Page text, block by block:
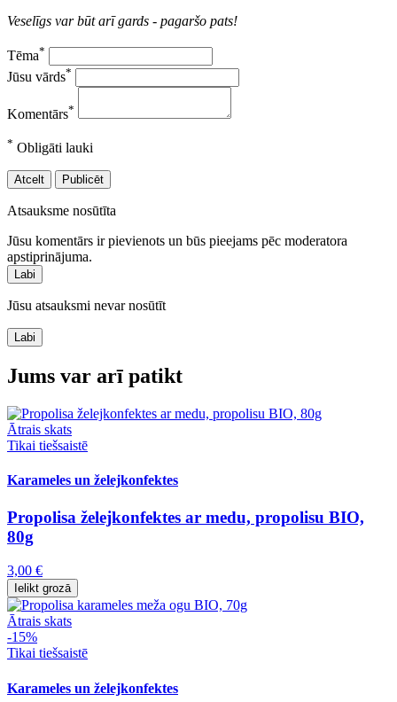
Veselīgs var būt arī gards - pagaršo pats!
Tēma*
Jūsu vārds*
Komentārs*
* Obligāti lauki
Atcelt Publicēt
Atsauksme nosūtīta
Jūsu komentārs ir pievienots un būs pieejams pēc moderatora
apstiprinājuma.
Labi
Jūsu atsauksmi nevar nosūtīt
Labi
Jums var arī patikt
Ātrais skats
Tikai tiešsaistē
Karameles un želejkonfektes
Propolisa želejkonfektes ar medu, propolisu BIO,
80g
3,00 €
Ielikt grozā
Ātrais skats
-15%
Tikai tiešsaistē
Karameles un želejkonfektes